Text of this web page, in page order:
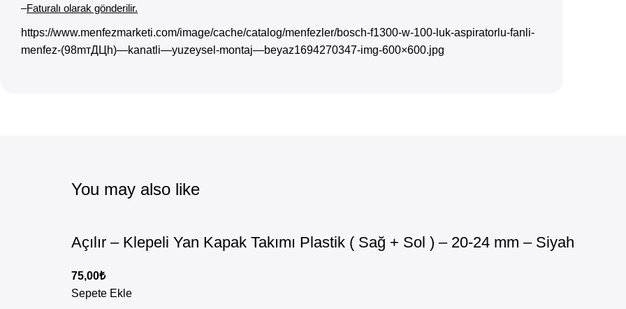
–Faturalı olarak gönderilir.
https://www.menfezmarketi.com/image/cache/catalog/menfezler/bosch-f1300-w-100-luk-aspiratorlu-fanli-
menfez-(98mтДЦh)—kanatli—yuzeysel-montaj—beyaz1694270347-img-600×600.jpg
You may also like
Açılır – Klepeli Yan Kapak Takımı Plastik ( Sağ + Sol ) – 20-24 mm – Siyah
75,00₺
Sepete Ekle